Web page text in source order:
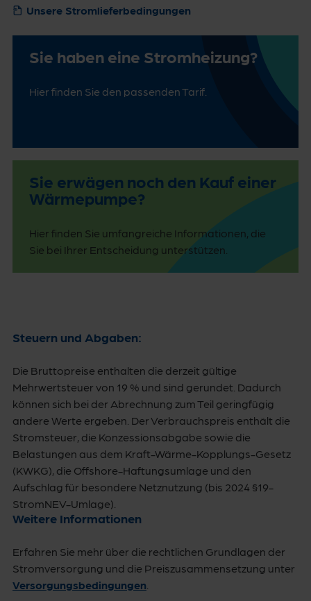
Unsere Stromlieferbedingungen
Sie haben eine Stromheizung?
Hier finden Sie den passenden Tarif.
Sie erwägen noch den Kauf einer
Wärmepumpe?
Hier finden Sie umfangreiche Informationen, die
Sie bei Ihrer Entscheidung unterstützen.
Steuern und Abgaben:
Die Bruttopreise enthalten die derzeit gültige
Mehrwertsteuer von 19 % und sind gerundet. Dadurch
können sich bei der Abrechnung zum Teil geringfügig
andere Werte ergeben. Der Verbrauchspreis enthält die
Stromsteuer, die Konzessionsabgabe sowie die
Belastungen aus dem Kraft-Wärme-Kopplungs-Gesetz
(KWKG), die Offshore-Haftungsumlage und den
Aufschlag für besondere Netznutzung (bis 2024 §19-
StromNEV-Umlage).
Weitere Informationen
Erfahren Sie mehr über die rechtlichen Grundlagen der
Stromversorgung und die Preiszusammensetzung unter
Versorgungsbedingungen